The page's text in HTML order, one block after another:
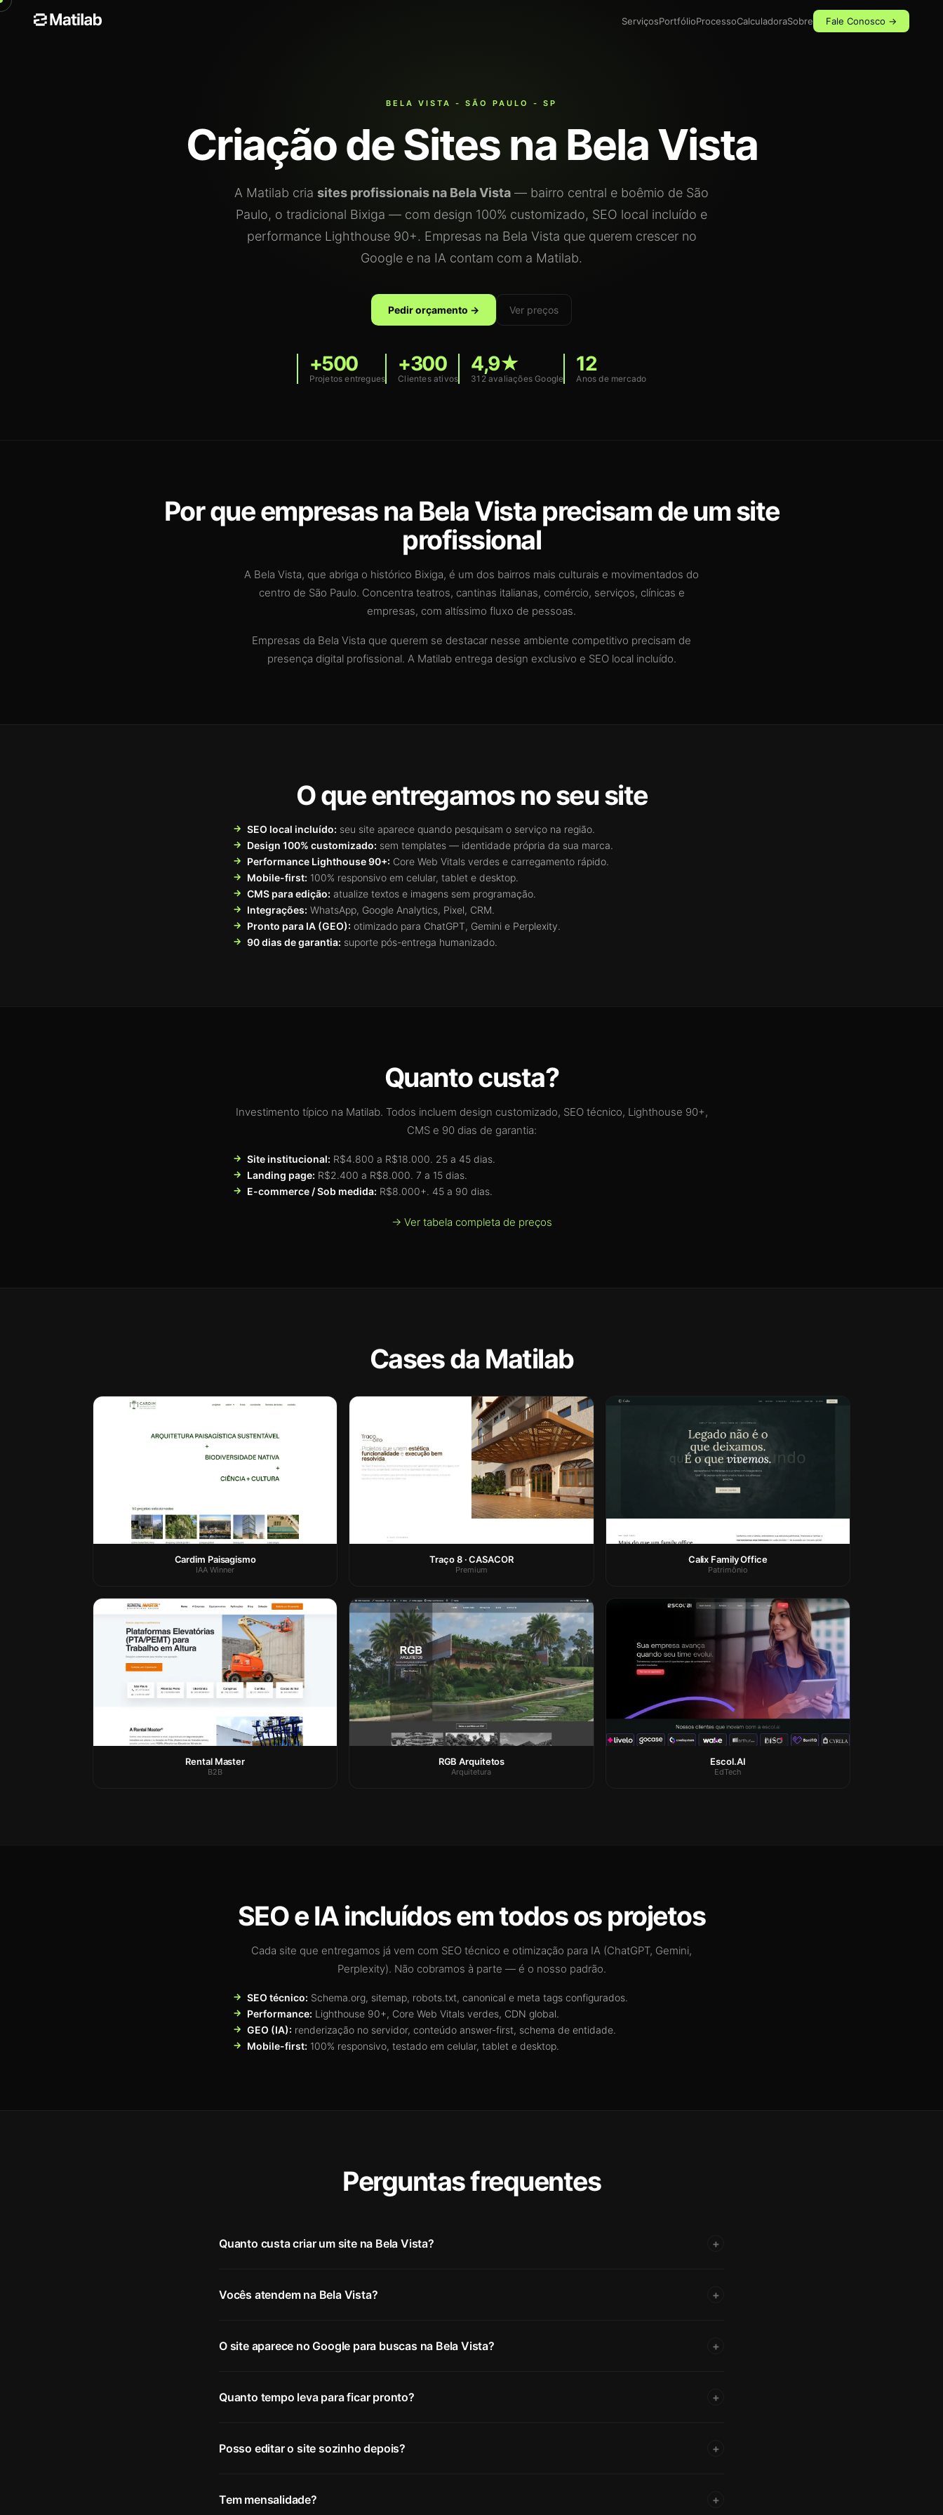
ServiçosPortfólioProcessoCalculadoraSobre Fale Conosco →
BELA VISTA - SÃO PAULO - SP
Criação de Sites na Bela Vista
A Matilab cria sites profissionais na Bela Vista — bairro central e boêmio de São
Paulo, o tradicional Bixiga — com design 100% customizado, SEO local incluído e
performance Lighthouse 90+. Empresas na Bela Vista que querem crescer no
Google e na IA contam com a Matilab.
Pedir orçamento → Ver preços
+500
Projetos entregues
+300
Clientes ativos
4,9★
312 avaliações Google
12
Anos de mercado
Por que empresas na Bela Vista precisam de um site
profissional
A Bela Vista, que abriga o histórico Bixiga, é um dos bairros mais culturais e movimentados do
centro de São Paulo. Concentra teatros, cantinas italianas, comércio, serviços, clínicas e
empresas, com altíssimo fluxo de pessoas.
Empresas da Bela Vista que querem se destacar nesse ambiente competitivo precisam de
presença digital profissional. A Matilab entrega design exclusivo e SEO local incluído.
O que entregamos no seu site
SEO local incluído: seu site aparece quando pesquisam o serviço na região.
Design 100% customizado: sem templates — identidade própria da sua marca.
Performance Lighthouse 90+: Core Web Vitals verdes e carregamento rápido.
Mobile-first: 100% responsivo em celular, tablet e desktop.
CMS para edição: atualize textos e imagens sem programação.
Integrações: WhatsApp, Google Analytics, Pixel, CRM.
Pronto para IA (GEO): otimizado para ChatGPT, Gemini e Perplexity.
90 dias de garantia: suporte pós-entrega humanizado.
Quanto custa?
Investimento típico na Matilab. Todos incluem design customizado, SEO técnico, Lighthouse 90+,
CMS e 90 dias de garantia:
Site institucional: R$4.800 a R$18.000. 25 a 45 dias.
Landing page: R$2.400 a R$8.000. 7 a 15 dias.
E-commerce / Sob medida: R$8.000+. 45 a 90 dias.
→ Ver tabela completa de preços
Cases da Matilab
Cardim Paisagismo
IAA Winner
Traço 8 · CASACOR
Premium
Calix Family Office
Patrimônio
Rental Master
B2B
RGB Arquitetos
Arquitetura
Escol.AI
EdTech
SEO e IA incluídos em todos os projetos
Cada site que entregamos já vem com SEO técnico e otimização para IA (ChatGPT, Gemini,
Perplexity). Não cobramos à parte — é o nosso padrão.
SEO técnico: Schema.org, sitemap, robots.txt, canonical e meta tags configurados.
Performance: Lighthouse 90+, Core Web Vitals verdes, CDN global.
GEO (IA): renderização no servidor, conteúdo answer-first, schema de entidade.
Mobile-first: 100% responsivo, testado em celular, tablet e desktop.
Perguntas frequentes
Quanto custa criar um site na Bela Vista? +
Vocês atendem na Bela Vista? +
O site aparece no Google para buscas na Bela Vista? +
Quanto tempo leva para ficar pronto? +
Posso editar o site sozinho depois? +
Tem mensalidade? +